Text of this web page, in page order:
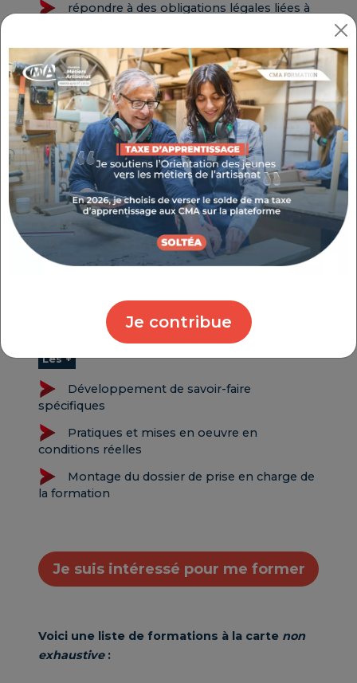
Je contribue
répondre à des obligations légales liées à
Votre objectif
Exercez-vous pour améliorer vos gestes, gagner en
aisance et en précision.
Les formations métiers sont dispensées sur certains
centres CMA Formation, selon leurs spécificités.
N’hésitez pas à nous contacter si vous recherchez
une formation non listée.
Nous couvrons une large gamme de métiers :
ongulaire…), soudure, décoration, télépilotage de
drône, automobile, pâtisserie etc.
Les +
Développement de savoir-faire
spécifiques
Pratiques et mises en oeuvre en
conditions réelles
Montage du dossier de prise en charge de
la formation
Je suis intéressé pour me former
Voici une liste de formations à la carte non
exhaustive: